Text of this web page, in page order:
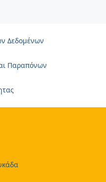
Δεδομένων
Παραπόνων